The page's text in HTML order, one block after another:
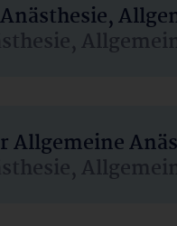
Allgemeine